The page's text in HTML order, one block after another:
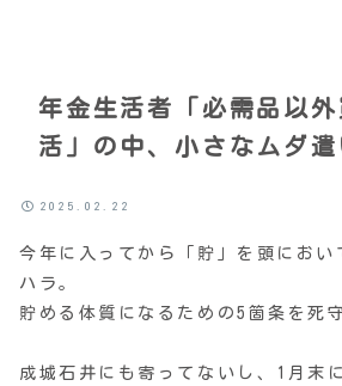
年金生活者「必需品以
活」の中、小さなムダ遣
2025.02.22
今年に入ってから「貯」を頭におい
ハラ。
貯める体質になるための5箇条を死
成城石井にも寄ってないし、1月末